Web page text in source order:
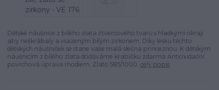
Dětské náušnice z bílého zlata čtvercového tvaru s hladkými okraji
aby neškrábaly a vsazeným bílým zirkonem. Díky lesku těchto
dětských náušniček se stane vaše malá slečna princeznou. K dětským
náušnicím z bílého zlata dodáváme krabičku zdarma Antioxidační
povrchová úprava rhodiem. Zlato 585/1000. celý popis